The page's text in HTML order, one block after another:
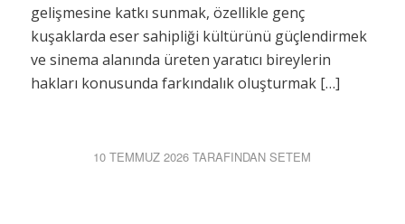
gelişmesine katkı sunmak, özellikle genç
kuşaklarda eser sahipliği kültürünü güçlendirmek
ve sinema alanında üreten yaratıcı bireylerin
hakları konusunda farkındalık oluşturmak […]
10 TEMMUZ 2026 TARAFINDANSETEM